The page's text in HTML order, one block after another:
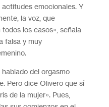
emocionales. Y
la voz, que
los casos», señala
falsa y muy
del orgasmo
Pero dice Olivero que sí
de la mujer». Pues,